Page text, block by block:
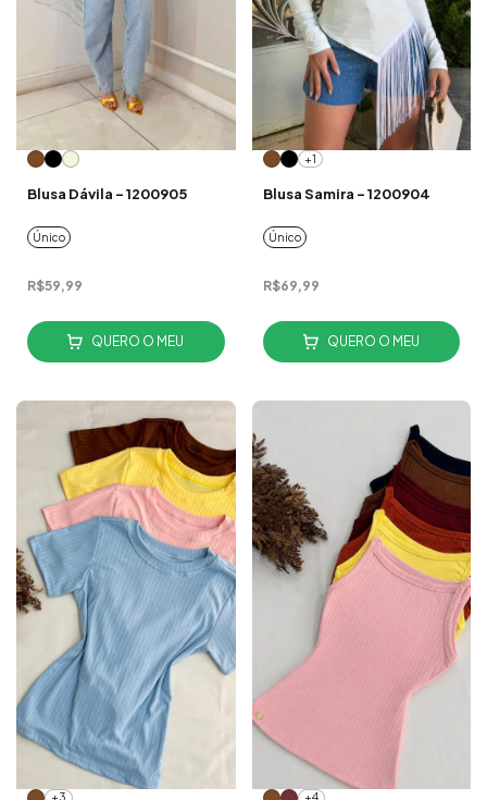
Blusa Dávila - 1200905
Único
R$59,99
QUERO O MEU
+1
Blusa Samira - 1200904
Único
R$69,99
QUERO O MEU
+3 +4